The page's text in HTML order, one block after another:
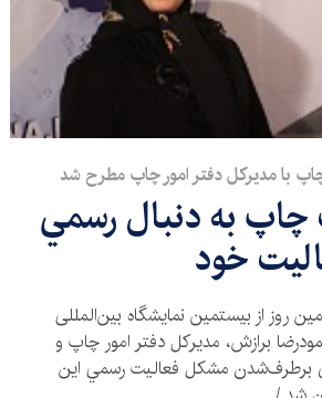
با مدیرکل دفتر امور چاپ مطرح شد
به دنبال رسمي
خود
روز از بیستمین نمایشگاه بین‌المللی
برازش، مدیرکل دفتر امور چاپ و
برطرف‌شدن مشكل فعاليت رسمي اين